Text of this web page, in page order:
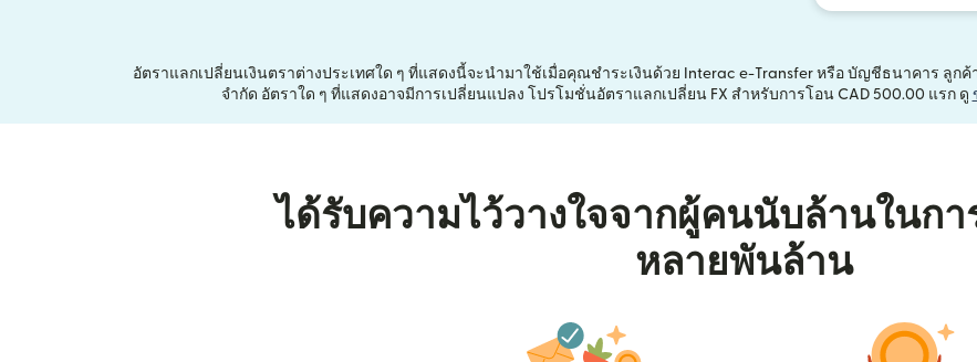
อัตราแลกเปลี่ยนเงินตราต่างประเทศใด ๆ ที่แสดงนี้จะนำมาใช้เมื่อคุณชำระเงินด้วย Interac e-Transfer หรือ บัญชีธนาคาร ลูก
จำกัด อัตราใด ๆ ที่แสดงอาจมีการเปลี่ยนแปลง โปรโมชั่นอัตราแลกเปลี่ยน FX สำหรับการโอน CAD 500.00 แรก ดู
ได้รับความไว้วางใจจากผู้คนนับล้านในกา
หลายพันล้าน